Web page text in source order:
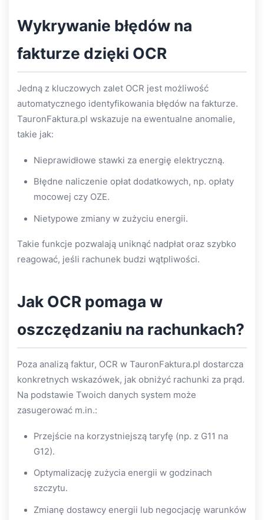
Wykrywanie błędów na
fakturze dzięki OCR
Jedną z kluczowych zalet OCR jest możliwość
automatycznego identyfikowania błędów na fakturze.
TauronFaktura.pl wskazuje na ewentualne anomalie,
takie jak:
Nieprawidłowe stawki za energię elektryczną.
Błędne naliczenie opłat dodatkowych, np. opłaty
mocowej czy OZE.
Nietypowe zmiany w zużyciu energii.
Takie funkcje pozwalają uniknąć nadpłat oraz szybko
reagować, jeśli rachunek budzi wątpliwości.
Jak OCR pomaga w
oszczędzaniu na rachunkach?
Poza analizą faktur, OCR w TauronFaktura.pl dostarcza
konkretnych wskazówek, jak obniżyć rachunki za prąd.
Na podstawie Twoich danych system może
zasugerować m.in.:
Przejście na korzystniejszą taryfę (np. z G11 na
G12).
Optymalizację zużycia energii w godzinach
szczytu.
Zmianę dostawcy energii lub negocjację warunków